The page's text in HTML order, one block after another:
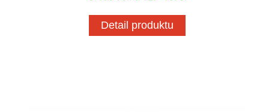
Detail produktu